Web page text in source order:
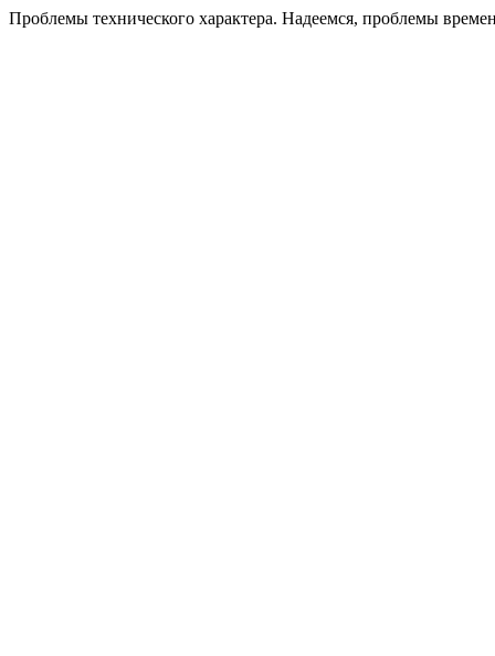
Проблемы технического характера. Надеемся, проблемы